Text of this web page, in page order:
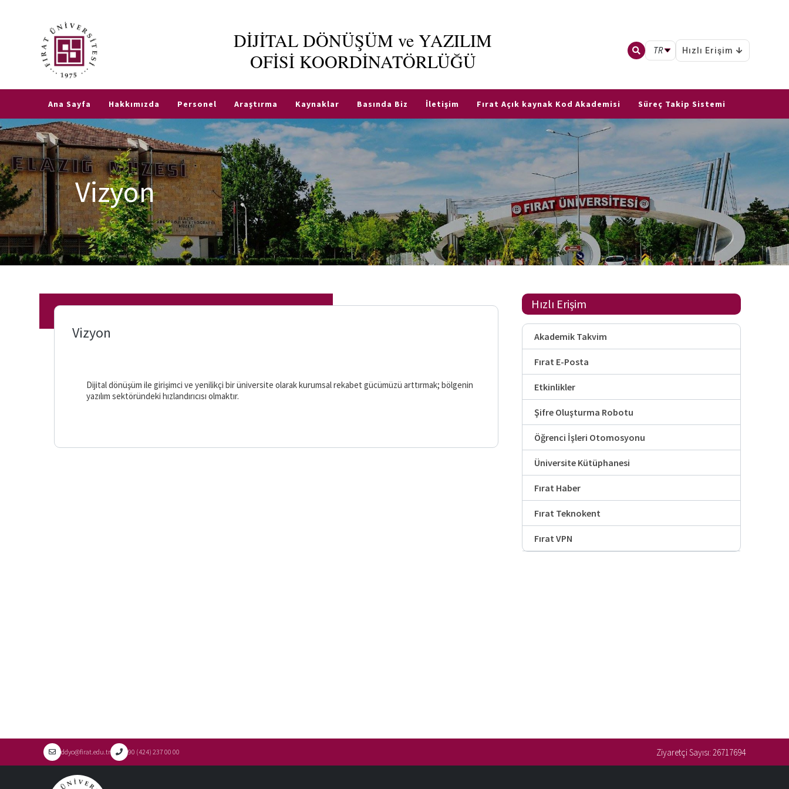
DİJİTAL DÖNÜŞÜM ve YAZILIM
OFİSİ KOORDİNATÖRLÜĞÜ
TR Hızlı Erişim
Akademik
Takvim
Fırat
Posta
Etkinlikler
Şifre
Oluşturma
Robotu
Öğrenci
İşleri
Otomosyonu
Üniversite
Kütüphanesi
Ana Sayfa Hakkımızda Personel Araştırma Kaynaklar Basında Biz İletişim Fırat Açık kaynak Kod Akademisi Süreç Takip Sistemi
Vizyon
Vizyon
Dijital dönüşüm ile girişimci ve yenilikçi bir üniversite olarak kurumsal rekabet gücümüzü arttırmak; bölgenin
yazılım sektöründeki hızlandırıcısı olmaktır.
Hızlı Erişim
Akademik Takvim
Fırat E-Posta
Etkinlikler
Şifre Oluşturma Robotu
Öğrenci İşleri Otomosyonu
Üniversite Kütüphanesi
Fırat Haber
Fırat Teknokent
Fırat VPN
ddyo@firat.edu.tr 90 (424) 237 00 00 Ziyaretçi Sayısı: 26717694